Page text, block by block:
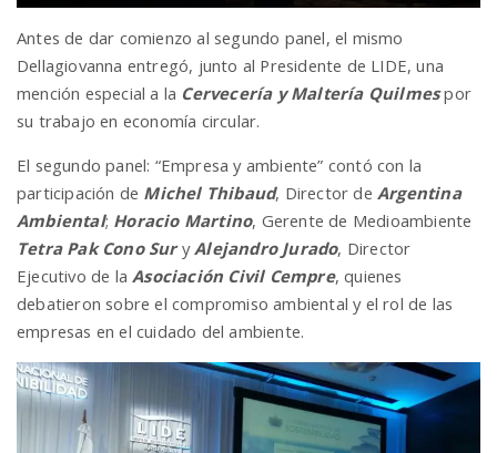
Antes de dar comienzo al segundo panel, el mismo
Dellagiovanna entregó, junto al Presidente de LIDE, una
mención especial a la Cervecería y Maltería Quilmespor
su trabajo en economía circular.
El segundo panel: “Empresa y ambiente” contó con la
participación de Michel Thibaud, Director deArgentina
Ambiental; Horacio Martino, Gerente de Medioambiente
Tetra Pak Cono Sur yAlejandro Jurado, Director
Ejecutivo de laAsociación Civil Cempre, quienes
debatieron sobre el compromiso ambiental y el rol de las
empresas en el cuidado del ambiente.